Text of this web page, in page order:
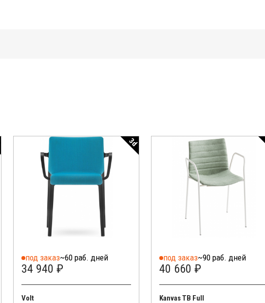
3d
под заказ~60 раб. дней
34 940 ₽
Volt
под заказ~90 раб. дней
40 660 ₽
Kanvas TB Full